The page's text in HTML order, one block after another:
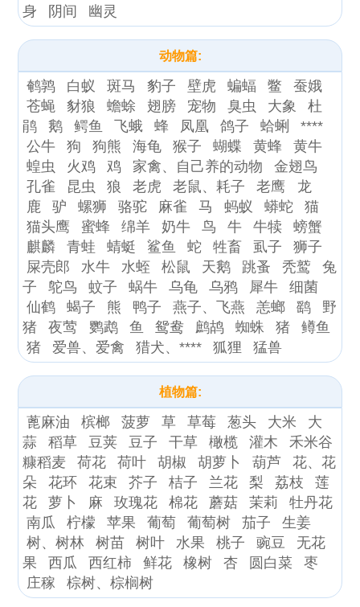
身
阴间 幽灵
动物篇:
鹌鹑 白蚁 斑马 豹子 壁虎 蝙蝠 鳖
蚕娥
苍蝇
豺狼 蟾蜍 翅膀 宠物 臭虫 大象
杜
鹃
鹅 鳄鱼 飞蛾 蜂 凤凰 鸽子 蛤蜊
****
公牛
狗 狗熊 海龟 猴子 蝴蝶 黄蜂
黄牛
蝗虫
火鸡 鸡 家禽、自己养的动物
金翅鸟
孔雀
昆虫 狼 老虎 老鼠、耗子 老鹰
龙
鹿
驴 螺狮 骆驼 麻雀 马 蚂蚁 蟒蛇
猫
猫头鹰
蜜蜂 绵羊 奶牛 鸟 牛 牛犊
螃蟹
麒麟
青蛙 蜻蜓 鲨鱼 蛇 牲畜 虱子
狮子
屎壳郎
水牛 水蛭 松鼠 天鹅 跳蚤 秃鹫
兔
子
鸵鸟 蚊子 蜗牛 乌龟 乌鸦 犀牛
细菌
仙鹤
蝎子 熊 鸭子 燕子、飞燕 恙螂 鹞
野
猪
夜莺 鹦鹉 鱼 鸳鸯 鹧鸪 蜘蛛 猪
鳟鱼
猪
爱兽、爱禽 猎犬、**** 狐狸 猛兽
植物篇:
蓖麻油 槟榔 菠萝 草 草莓 葱头 大米
大
蒜
稻草 豆荚 豆子 干草 橄榄 灌木
禾米谷
糠稻麦
荷花 荷叶 胡椒 胡萝卜 葫芦
花、花
朵
花环 花束 芥子 桔子 兰花 梨 荔枝
莲
花
萝卜 麻 玫瑰花 棉花 蘑菇 茉莉
牡丹花
南瓜
柠檬 苹果 葡萄 葡萄树 茄子
生姜
树、树林
树苗 树叶 水果 桃子 豌豆
无花
果
西瓜 西红柿 鲜花 橡树 杏 圆白菜
枣
庄稼
棕树、棕榈树